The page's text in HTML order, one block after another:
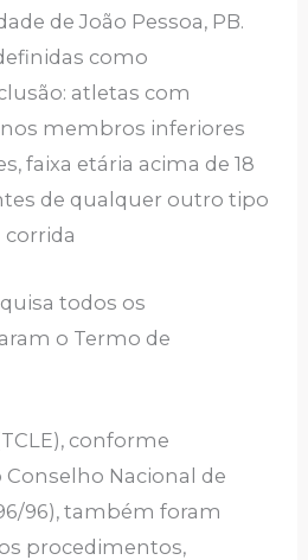
de João Pessoa, PB.
como
atletas com
membros inferiores
faixa etária acima de 18
de qualquer outro tipo
corrida
todos os
o Termo de
conforme
Nacional de
96), também foram
procedimentos,